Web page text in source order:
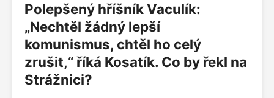
Polepšený hříšník Vaculík:
„Nechtěl žádný lepší
komunismus, chtěl ho celý
zrušit,“ říká Kosatík. Co by řekl na
Strážnici?